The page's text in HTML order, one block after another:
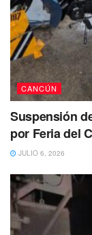
CANCÚN
Suspensión
por Feria del
JULIO 6, 2026